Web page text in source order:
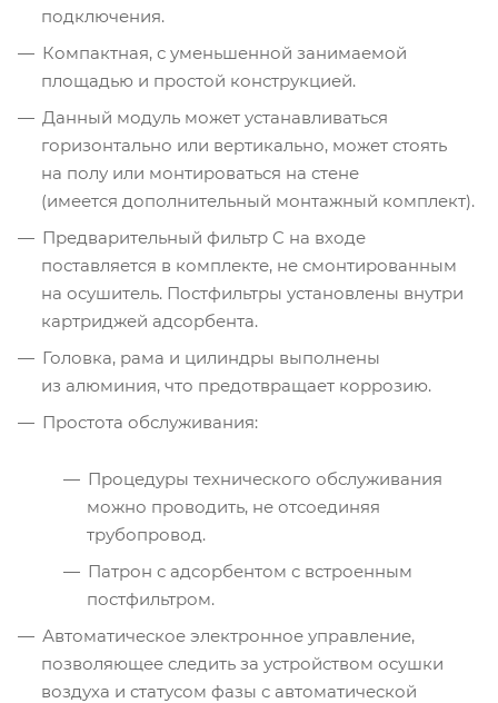
подключения.
Компактная, с уменьшенной занимаемой
площадью и простой конструкцией.
Данный модуль может устанавливаться
горизонтально или вертикально, может стоять
на полу или монтироваться на стене
(имеется дополнительный монтажный комплект).
Предварительный фильтр C на входе
поставляется в комплекте, не смонтированным
на осушитель. Постфильтры установлены внутри
картриджей адсорбента.
Головка, рама и цилиндры выполнены
из алюминия, что предотвращает коррозию.
Простота обслуживания:
Процедуры технического обслуживания
можно проводить, не отсоединяя
трубопровод.
Патрон с адсорбентом с встроенным
постфильтром.
Автоматическое электронное управление,
позволяющее следить за устройством осушки
воздуха и статусом фазы с автоматической